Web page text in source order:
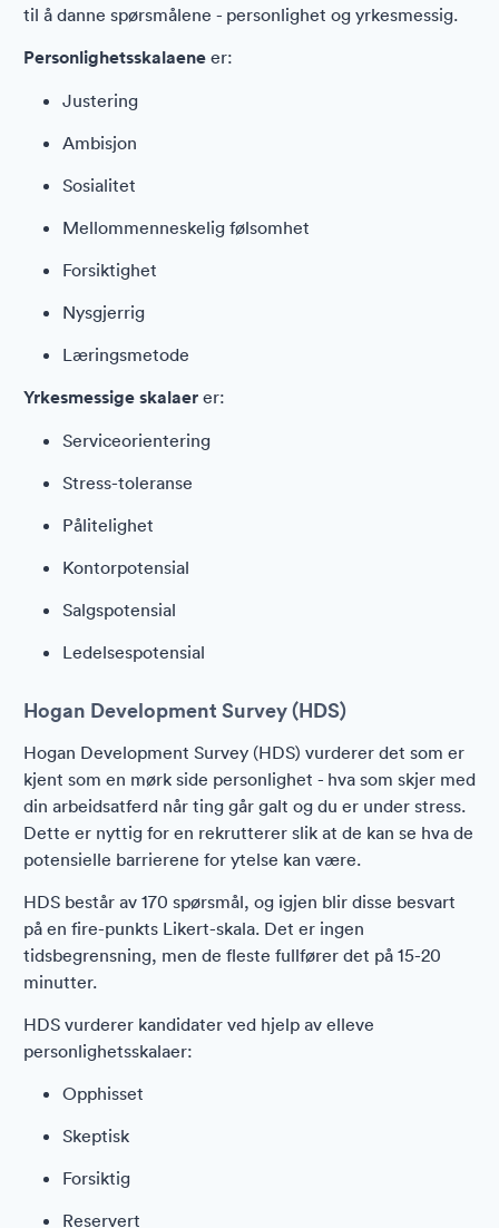
til å danne spørsmålene - personlighet og yrkesmessig.
Personlighetsskalaene er:
Justering
Ambisjon
Sosialitet
Mellommenneskelig følsomhet
Forsiktighet
Nysgjerrig
Læringsmetode
Yrkesmessige skalaer er:
Serviceorientering
Stress-toleranse
Pålitelighet
Kontorpotensial
Salgspotensial
Ledelsespotensial
Hogan Development Survey (HDS)
Hogan Development Survey (HDS) vurderer det som er
kjent som en mørk side personlighet - hva som skjer med
din arbeidsatferd når ting går galt og du er under stress.
Dette er nyttig for en rekrutterer slik at de kan se hva de
potensielle barrierene for ytelse kan være.
HDS består av 170 spørsmål, og igjen blir disse besvart
på en fire-punkts Likert-skala. Det er ingen
tidsbegrensning, men de fleste fullfører det på 15-20
minutter.
HDS vurderer kandidater ved hjelp av elleve
personlighetsskalaer:
Opphisset
Skeptisk
Forsiktig
Reservert